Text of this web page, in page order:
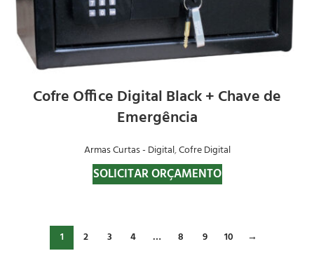
Cofre Office Digital Black + Chave de
Emergência
Armas Curtas - Digital,Cofre Digital
SOLICITAR ORÇAMENTO
1 2 3 4 … 8 9 10 →